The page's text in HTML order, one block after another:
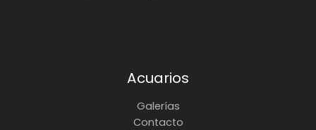
Acuarios
Galerías
Contacto